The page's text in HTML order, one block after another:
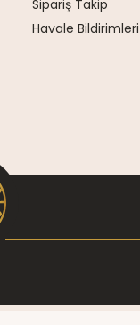
Sipariş Takip
Havale Bildirimleri